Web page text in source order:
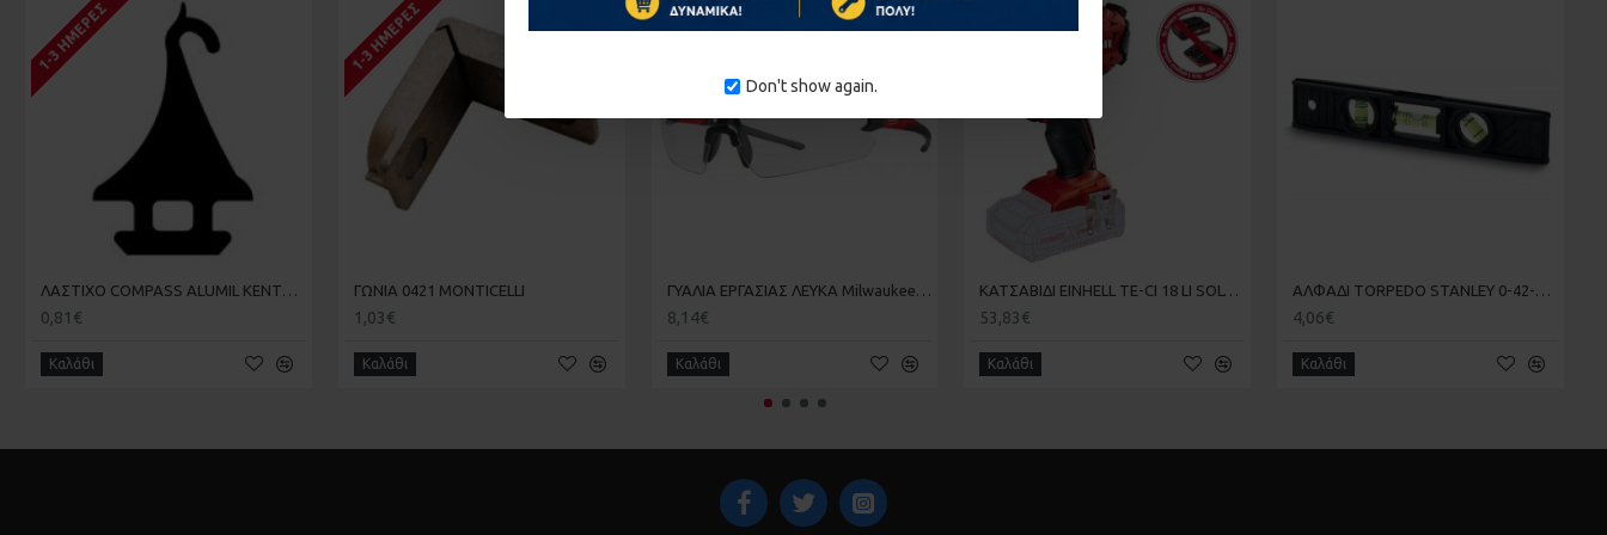
Don't show again.
1-3 ΗΜΈΡΕΣ
ΛΑΣΤΙΧΟ COMPASS ALUMIL ΚΕΝΤΡΙΚΟ ALFA C520
0,81€
Καλάθι
1-3 ΗΜΈΡΕΣ
ΓΩΝΙΑ 0421 MOΝTICELLI
1,03€
Καλάθι
ΚΑΤΌΠΙΝ ΠΑΡΑΓΓΕΛΊΑΣ
ΓΥΑΛΙΑ ΕΡΓΑΣΙΑΣ ΛΕΥΚΑ Milwaukee 4932471881
8,14€
Καλάθι
ΚΑΤΌΠΙΝ ΠΑΡΑΓΓΕΛΊΑΣ
ΚΑΤΣΑΒΙΔΙ EINHELL TE-CI 18 LI SOLO 4510023
53,83€
Καλάθι
ΑΛΦΑΔΙ TORPEDO STANLEY 0-42-294 3ΜΑΤΙΑ 20CM
4,06€
Καλάθι